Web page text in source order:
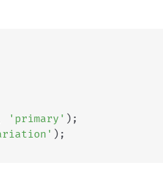
'primary' ) ;
) ;